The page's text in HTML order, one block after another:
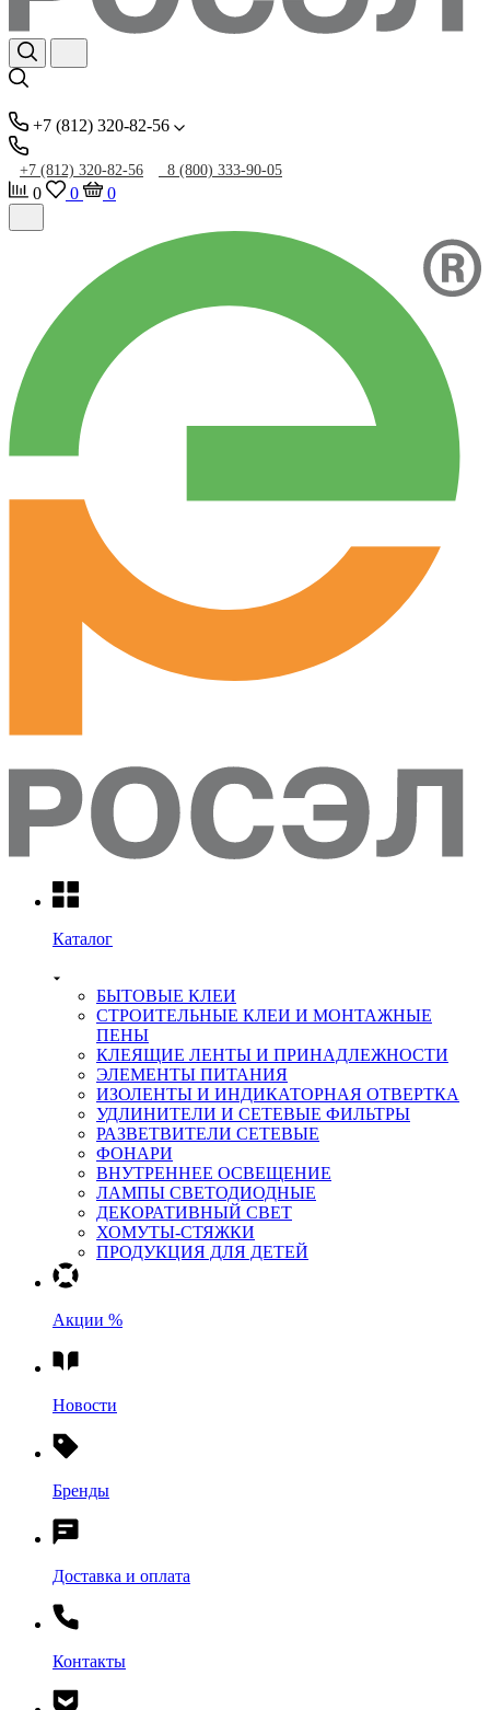
+7 (812) 320-82-56
+7 (812) 320-82-56 8 (800) 333-90-05
0 0 0
Каталог
БЫТОВЫЕ КЛЕИ
СТРОИТЕЛЬНЫЕ КЛЕИ И МОНТАЖНЫЕ
ПЕНЫ
КЛЕЯЩИЕ ЛЕНТЫ И ПРИНАДЛЕЖНОСТИ
ЭЛЕМЕНТЫ ПИТАНИЯ
ИЗОЛЕНТЫ И ИНДИКАТОРНАЯ ОТВЕРТКА
УДЛИНИТЕЛИ И СЕТЕВЫЕ ФИЛЬТРЫ
РАЗВЕТВИТЕЛИ СЕТЕВЫЕ
ФОНАРИ
ВНУТРЕННЕЕ ОСВЕЩЕНИЕ
ЛАМПЫ СВЕТОДИОДНЫЕ
ДЕКОРАТИВНЫЙ СВЕТ
ХОМУТЫ-СТЯЖКИ
ПРОДУКЦИЯ ДЛЯ ДЕТЕЙ
Акции %
Новости
Бренды
Доставка и оплата
Контакты